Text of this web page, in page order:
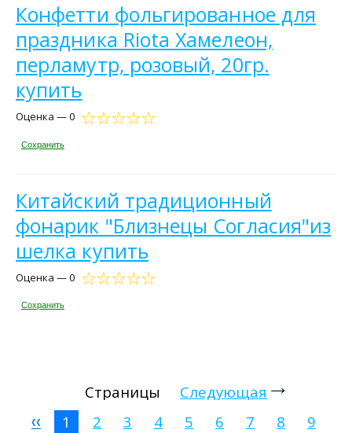
Конфетти фольгированное для
праздника Riota Хамелеон,
перламутр, розовый, 20гр.
купить
Оценка — 0
Сохранить
Китайский традиционный
фонарик "Близнецы Согласия"из
шелка купить
Оценка — 0
Сохранить
Страницы
Следующая
1
2 3 4 5 6 7 8
9